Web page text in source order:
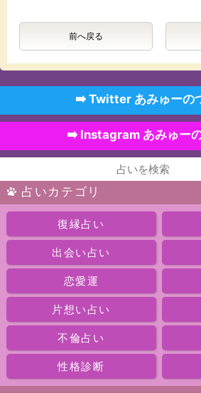
前へ戻る
➡️ Twitter あみゅーの
➡️ Instagram あみゅー
占いカテゴリ
復縁占い
出会い占い
恋愛運
片想い占い
不倫占い
性格診断